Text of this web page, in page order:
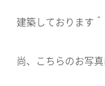
建築しております＾
尚、こちらのお写